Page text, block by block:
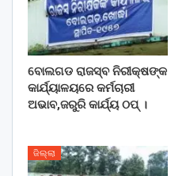
ବୋଲଗଡ ରାଜସ୍ବ ନିରୀକ୍ଷଙ୍କ
କାର୍ଯ୍ୟାଳୟରେ କର୍ମଚାରୀ
ଅଭାବ,ଜରୁରି କାର୍ଯ୍ୟ ଠପ୍ ।
ଜିଲ୍ଲା